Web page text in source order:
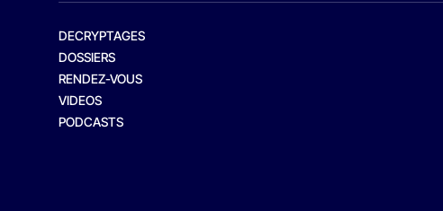
DECRYPTAGES
DOSSIERS
RENDEZ-VOUS
VIDEOS
PODCASTS